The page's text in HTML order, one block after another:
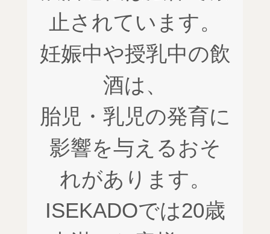
止されています。
妊娠中や授乳中の飲
酒は、
胎児・乳児の発育に
影響を与えるおそ
れがあります。
ISEKADOでは20歳